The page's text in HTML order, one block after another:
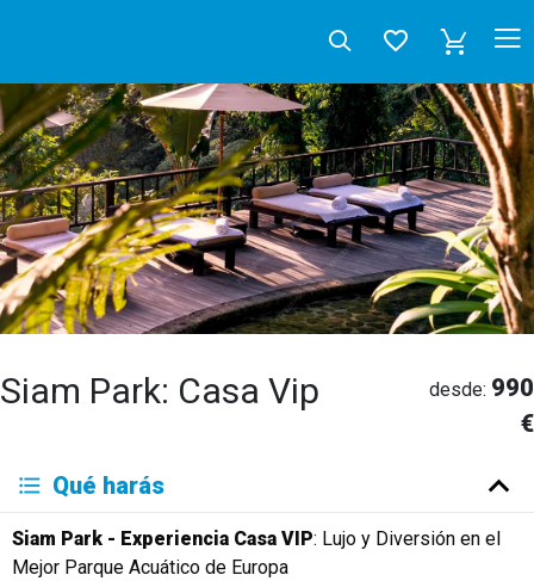
Siam Park: Casa Vip desde: 990
€
Deutsch English
Français
Italiano
Neerlandés
Русский
Qué harás
Siam Park - Experiencia Casa VIP: Lujo y Diversión en el
Mejor Parque Acuático de Europa